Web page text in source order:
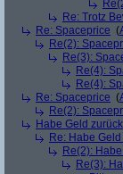
Re: Trotz
Re: Spaceprice (
Re(2):
Re(3):
Re(4):
Re(4):
Re: Spaceprice (
Re(2):
Habe Geld zurück
Re: Habe
Re(2):
Re(3):